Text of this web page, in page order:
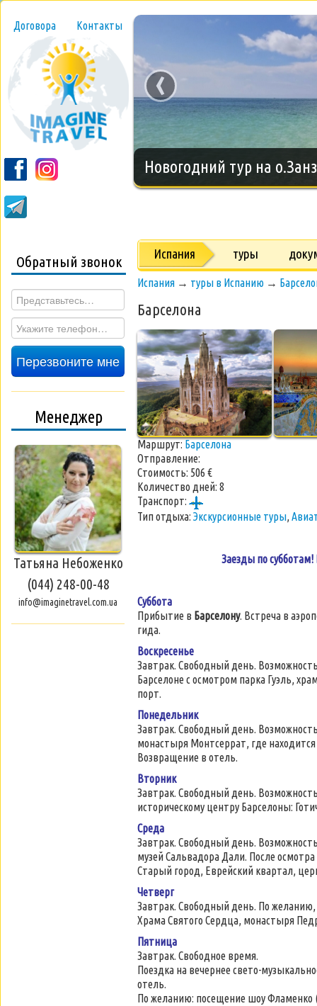
Договора Контакты
Новогодний тур на
‹
Обратный звонок
Перезвоните мне
Менеджер
Татьяна Небоженко
(044) 248-00-48
info@imaginetravel.com.ua
Испания туры
Испания → туры в Испанию →
Барселона
Маршрут: Барселона
Отправление:
Стоимость: 506 €
Количество дней: 8
Транспорт:
Тип отдыха: Экскурсионные туры,
Заезды по
Суббота
Прибытие в Барселону. Встреча в
гида.
Воскресенье
Завтрак. Свободный день.
Барселоне с осмотром парка Гуэль,
порт.
Понедельник
Завтрак. Свободный день.
монастыря Монтсеррат, где
Возвращение в отель.
Вторник
Завтрак. Свободный день.
историческому центру Барселоны:
Среда
Завтрак. Свободный день.
музей Сальвадора Дали. После
Старый город, Еврейский квартал,
Четверг
Завтрак. Свободный день. По желанию,
Храма Святого Сердца, монастыря
Пятница
Завтрак. Свободное время.
Поездка на вечернее свето-
отель.
По желанию: посещение шоу Фламенко